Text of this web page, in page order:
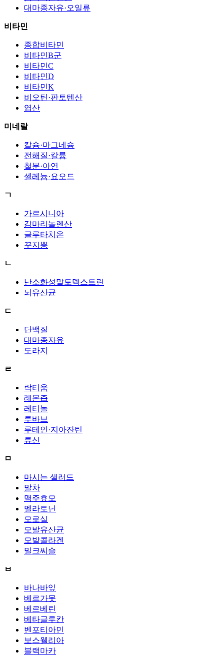
대마종자유·오일류
비타민
종합비타민
비타민B군
비타민C
비타민D
비타민K
비오틴·판토텐산
엽산
미네랄
칼슘·마그네슘
전해질·칼륨
철분·아연
셀레늄·요오드
ㄱ
가르시니아
감마리놀렌산
글루타치온
꾸지뽕
ㄴ
난소화성말토덱스트린
뇌유산균
ㄷ
단백질
대마종자유
도라지
ㄹ
락티움
레몬즙
레티놀
루바브
루테인·지아잔틴
류신
ㅁ
마시는 샐러드
말차
맥주효모
멜라토닌
모로실
모발유산균
모발콜라겐
밀크씨슬
ㅂ
바나바잎
베르가못
베르베린
베타글루칸
벤포티아민
보스웰리아
블랙마카